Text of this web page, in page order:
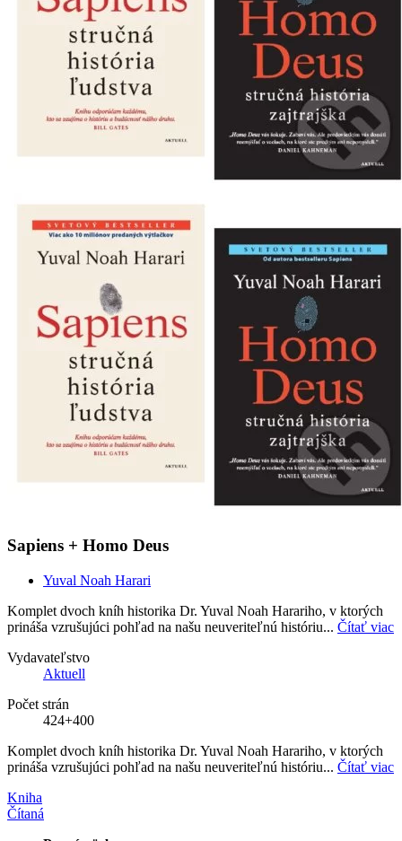
Sapiens + Homo Deus
Yuval Noah Harari
Komplet dvoch kníh historika Dr. Yuval Noah Harariho, v ktorých
prináša vzrušujúci pohľad na našu neuveriteľnú históriu... Čítať viac
Vydavateľstvo
Aktuell
Počet strán
424+400
Komplet dvoch kníh historika Dr. Yuval Noah Harariho, v ktorých
prináša vzrušujúci pohľad na našu neuveriteľnú históriu... Čítať viac
Kniha
Čítaná